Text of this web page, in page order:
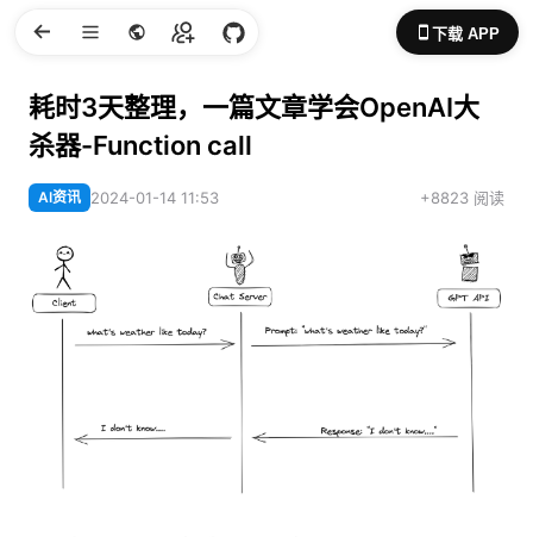
下载 APP
耗时3天整理，一篇文章学会OpenAI大
杀器-Function call
AI资讯 2024-01-14 11:53 +8823 阅读